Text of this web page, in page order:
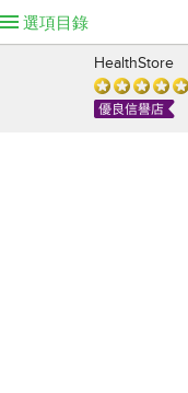
選項目錄
HealthStore